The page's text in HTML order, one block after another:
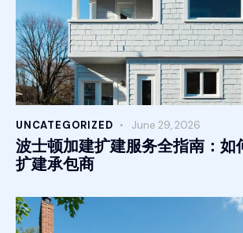
UNCATEGORIZED June 29, 2026
波士顿加建扩建服务全指南：如
扩建承包商